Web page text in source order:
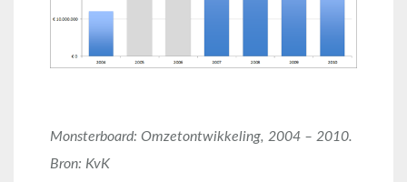
Monsterboard: Omzetontwikkeling, 2004 – 2010.
Bron: KvK